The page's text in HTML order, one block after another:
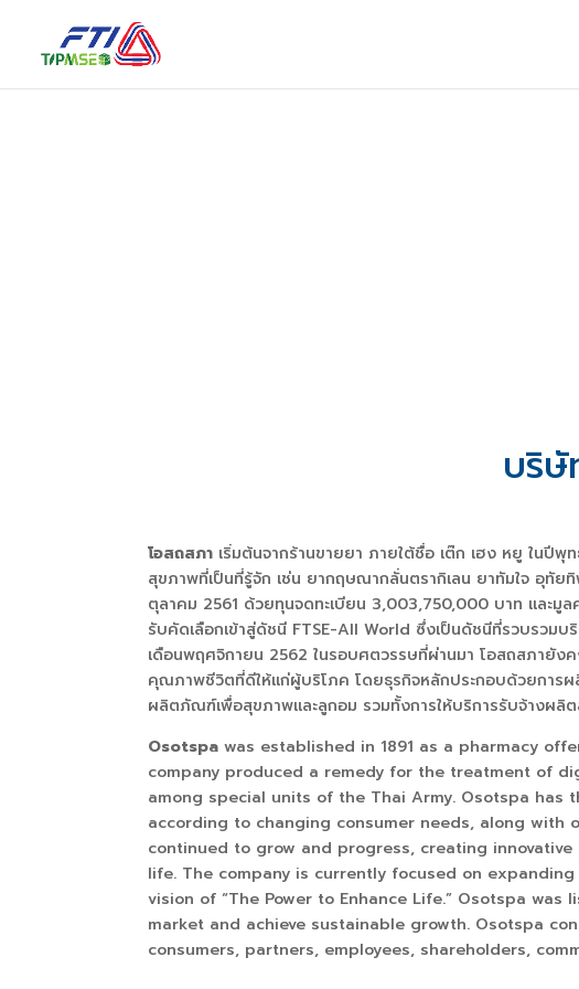
บริ
โอสถสภา เริ่มต้นจากร้านขายยา ภายใต้ชื่อ เต๊ก เฮง หยู ในปีพุ
สุขภาพที่เป็นที่รู้จัก เช่น ยากฤษณากลั่นตรากิเลน ยาทัมใจ อุทัย
ตุลาคม 2561 ด้วยทุนจดทะเบียน 3,003,750,000 บาท และมูล
รับคัดเลือกเข้าสู่ดัชนี FTSE-All World ซึ่งเป็นดัชนีที่รวบรวมบ
เดือนพฤศจิกายน 2562 ในรอบศตวรรษที่ผ่านมา โอสถสภายัง
คุณภาพชีวิตที่ดีให้แก่ผู้บริโภค โดยธุรกิจหลักประกอบด้วยกา
ผลิตภัณฑ์เพื่อสุขภาพและลูกอม รวมทั้งการให้บริการรับจ้างผลิ
Osotspa was established in 1891 as a pharmacy
company produced a remedy for the treatment of
among special units of the Thai Army. Osotspa has
according to changing consumer needs, along with
continued to grow and progress, creating innovative
life. The company is currently focused on
vision of “The Power to Enhance Life.” Osotspa
market and achieve sustainable growth. Osotspa
consumers, partners, employees, shareholders,